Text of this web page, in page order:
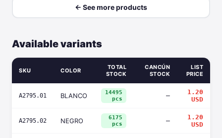
← See more products
Available variants
SKU COLOR
TOTAL
STOCK
CANCÚN
STOCK
LIST
PRICE
A2795.01 BLANCO
14495
pcs
—
1.20
USD
A2795.02 NEGRO
6175
pcs
—
1.20
USD